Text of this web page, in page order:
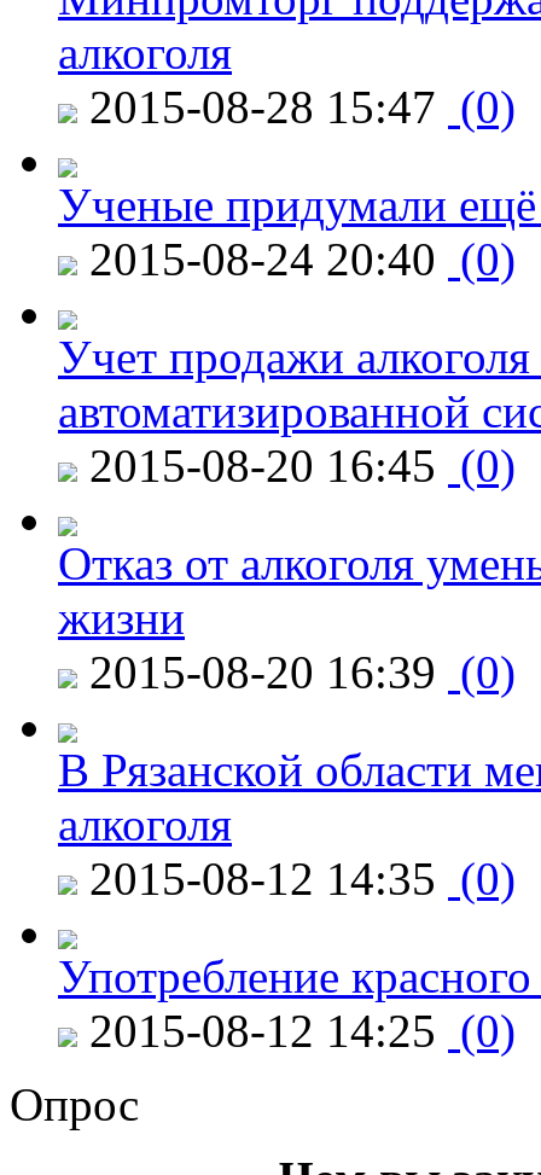
алкоголя
2015-08-28 15:47 (0)
Ученые придумали ещё
2015-08-24 20:40 (0)
Учет продажи
автоматизированной
2015-08-20 16:45 (0)
Отказ от алкоголя
жизни
2015-08-20 16:39 (0)
В Рязанской области
алкоголя
2015-08-12 14:35 (0)
Употребление
2015-08-12 14:25 (0)
Опрос